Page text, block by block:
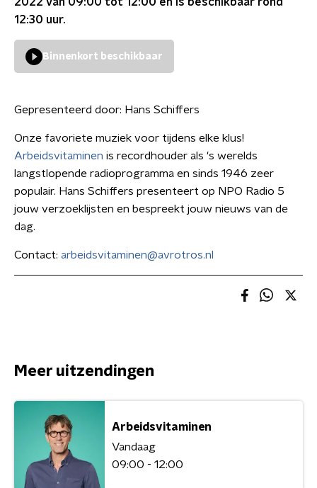
12:30 uur.
Binnenkort beschikbaar
Gepresenteerd door: Hans Schiffers
Onze favoriete muziek voor tijdens elke klus!
Arbeidsvitaminen is recordhouder als 's werelds
langstlopende radioprogramma en sinds 1946 zeer
populair. Hans Schiffers presenteert op NPO Radio 5
jouw verzoeklijsten en bespreekt jouw nieuws van de
dag.
Contact: arbeidsvitaminen@avrotros.nl
Meer uitzendingen
Arbeidsvitaminen
Vandaag
09:00 - 12:00